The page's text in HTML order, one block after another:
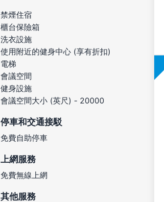
禁煙住宿
櫃台保險箱
洗衣設施
使用附近的健身中心 (享有折扣)
電梯
會議空間
健身設施
會議空間大小 (英尺) - 20000
停車和交通接駁
免費自助停車
上網服務
免費無線上網
其他服務